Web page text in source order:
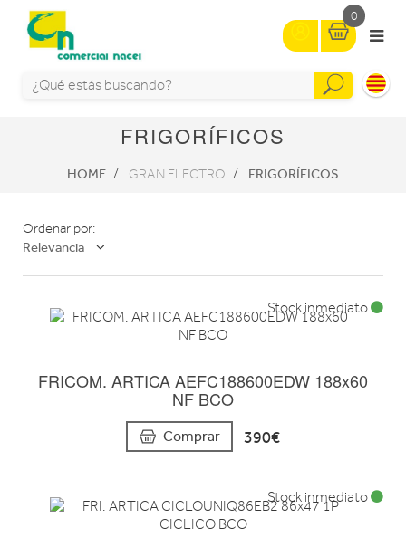
0
FRIGORÍFICOS
HOME GRAN ELECTRO FRIGORÍFICOS
Ordenar por:
Relevancia
FRICOM. ARTICA AEFC188600EDW 188x60
NF BCO
Comprar 390€
Stock inmediato
Stock inmediato